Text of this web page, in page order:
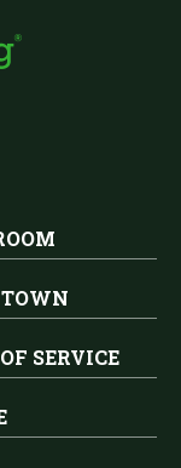
SERVICE